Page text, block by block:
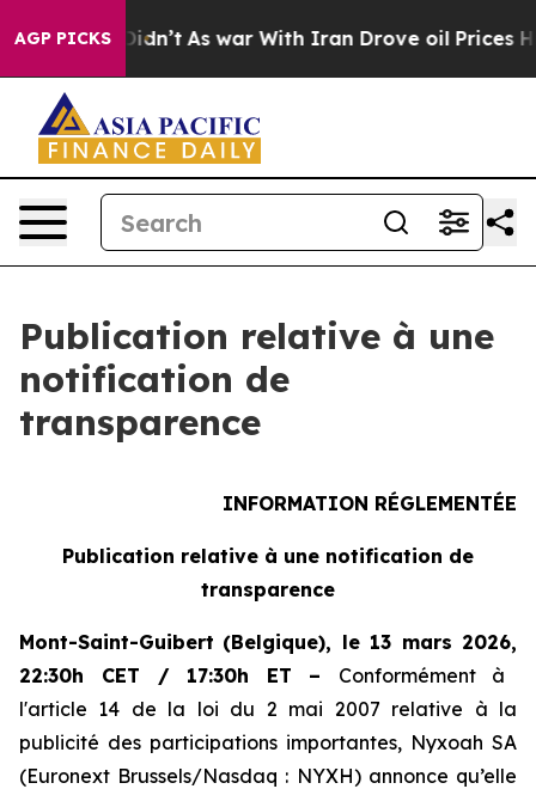
AGP PICKS
it Didn’t As war With Iran Drove oil Prices
Publication relative à une
notification de
transparence
INFORMATION RÉGLEMENTÉE
Publication relative à une notification de
transparence
Mont-Saint-Guibert (Belgique), le 13 mars 2026,
22:30h CET / 17:30h ET
– Conformément à
l'article 14 de la loi du 2 mai 2007 relative à la
publicité des participations importantes, Nyxoah SA
(Euronext Brussels/Nasdaq : NYXH) annonce qu’elle